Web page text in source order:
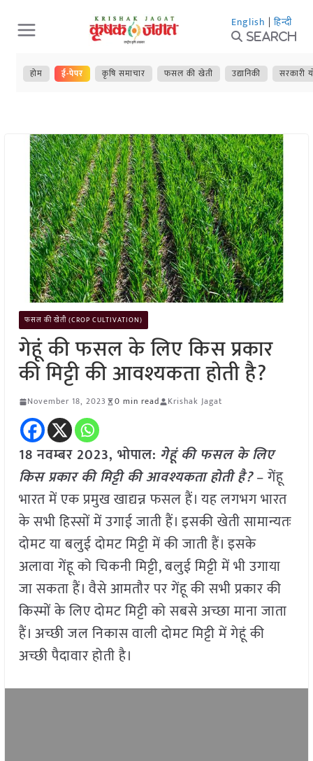
Skip
to
content
English | हिन्दी
Search
होम ई-पेपर कृषि समाचार फसल की खेती उद्यानिकी सरकारी
फसल की खेती (CROP CULTIVATION)
गेहूं की फसल के लिए किस प्रकार
की मिट्टी की आवश्यकता होती है?
November 18, 2023 0 min read Krishak Jagat
18 नवम्बर 2023, भोपाल: गेहूं की फसल के लिए
किस प्रकार की मिट्टी की आवश्यकता होती है?– गेंहू
भारत में एक प्रमुख खाद्यन्न फसल हैं। यह लगभग भारत
के सभी हिस्सों में उगाई जाती हैं। इसकी खेती सामान्यतः
दोमट या बलुई दोमट मिट्टी में की जाती हैं। इसके
अलावा गेंहू को चिकनी मिट्टी, बलुई मिट्टी में भी उगाया
जा सकता हैं। वैसे आमतौर पर गेंहू की सभी प्रकार की
किस्मों के लिए दोमट मिट्टी को सबसे अच्छा माना जाता
हैं। अच्छी जल निकास वाली दोमट मिट्टी में गेहूं की
अच्छी पैदावार होती है।